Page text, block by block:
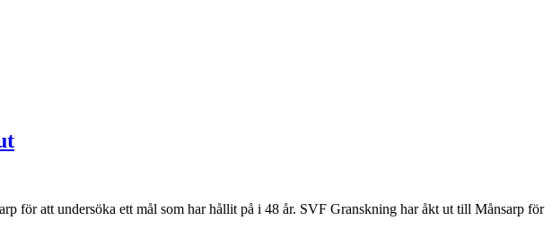
för att undersöka ett mål som har hållit på i 48 år. SVF Granskning har åkt ut till Månsarp för